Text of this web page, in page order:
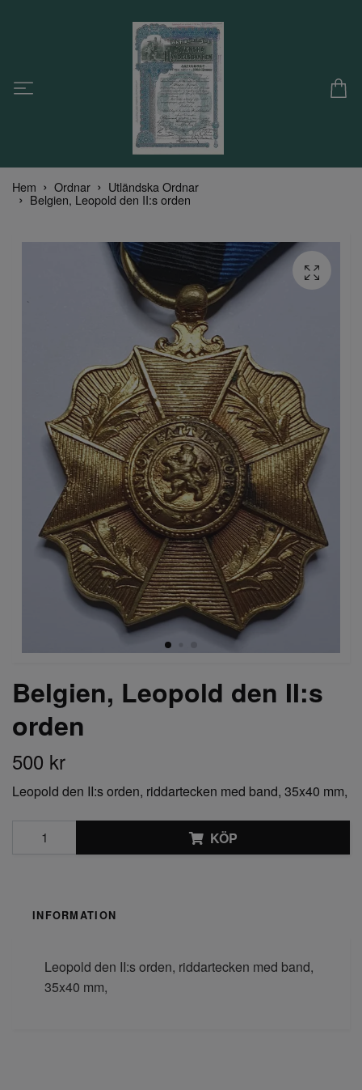
Hem Ordnar Utländska Ordnar
Belgien, Leopold den II:s orden
Belgien, Leopold den II:s
orden
500 kr
Leopold den II:s orden, riddartecken med band, 35x40 mm,
KÖP
INFORMATION
Leopold den II:s orden, riddartecken med band,
35x40 mm,